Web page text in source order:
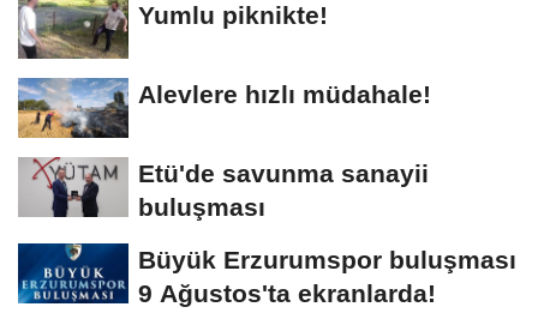
Yumlu piknikte!
Alevlere hızlı müdahale!
Etü'de savunma sanayii
buluşması
Büyük Erzurumspor buluşması
9 Ağustos'ta ekranlarda!